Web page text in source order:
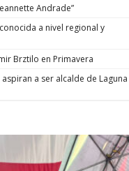
Andrade”
a nivel regional y
Brztilo en Primavera
a ser alcalde de Laguna